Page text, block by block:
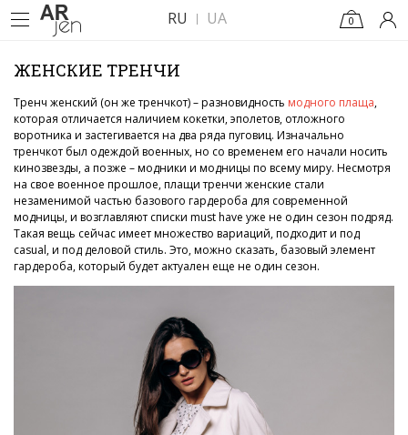
RU UA 0
ЖЕНСКИЕ ТРЕНЧИ
Тренч женский (он же тренчкот) – разновидность модного плаща,
которая отличается наличием кокетки, эполетов, отложного
воротника и застегивается на два ряда пуговиц. Изначально
тренчкот был одеждой военных, но со временем его начали носить
кинозвезды, а позже – модники и модницы по всему миру. Несмотря
на свое военное прошлое, плащи тренчи женские стали
незаменимой частью базового гардероба для современной
модницы, и возглавляют списки must have уже не один сезон подряд.
Такая вещь сейчас имеет множество вариаций, подходит и под
casual, и под деловой стиль. Это, можно сказать, базовый элемент
гардероба, который будет актуален еще не один сезон.